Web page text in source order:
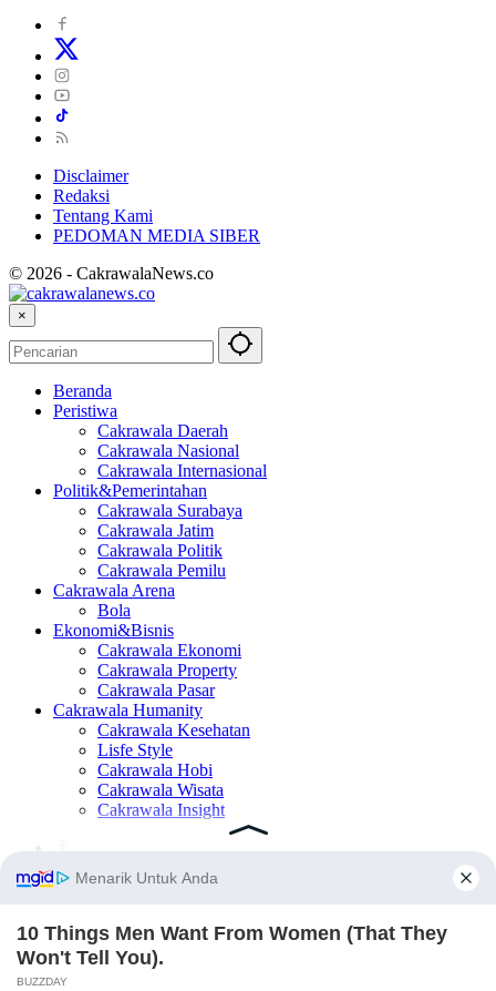
Disclaimer
Redaksi
Tentang Kami
PEDOMAN MEDIA SIBER
© 2026 - CakrawalaNews.co
×
Beranda
Peristiwa
Cakrawala Daerah
Cakrawala Nasional
Cakrawala Internasional
Politik&Pemerintahan
Cakrawala Surabaya
Cakrawala Jatim
Cakrawala Politik
Cakrawala Pemilu
Cakrawala Arena
Bola
Ekonomi&Bisnis
Cakrawala Ekonomi
Cakrawala Property
Cakrawala Pasar
Cakrawala Humanity
Cakrawala Kesehatan
Lisfe Style
Cakrawala Hobi
Cakrawala Wisata
Cakrawala Insight